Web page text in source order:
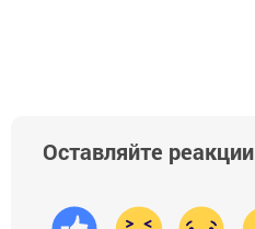
Оставляйте реакции